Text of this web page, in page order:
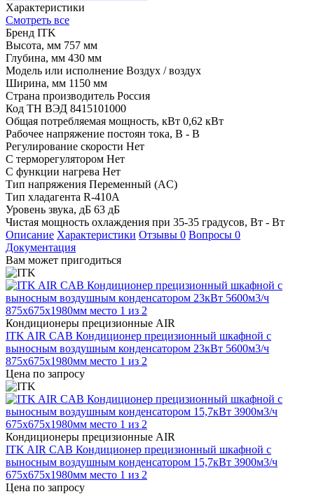
Характеристики
Смотреть все
Бренд ITK
Высота, мм 757 мм
Глубина, мм 430 мм
Модель или исполнение Воздух / воздух
Ширина, мм 1150 мм
Страна производитель Россия
Код ТН ВЭД 8415101000
Общая потребляемая мощность, кВт 0,62 кВт
Рабочее напряжение постоян тока, В - В
Регулирование скорости Нет
С терморегулятором Нет
С функции нагрева Нет
Тип напряжения Переменный (AC)
Тип хладагента R-410A
Уровень звука, дБ 63 дБ
Чистая мощность охлаждения при 35-35 градусов, Вт - Вт
Описание Характеристики Отзывы 0 Вопросы 0
Документация
Вам может пригодиться
Кондиционеры прецизионные AIR
ITK AIR CAB Кондиционер прецизионный шкафной с
выносным воздушным конденсатором 23кВт 5600м3/ч
875х675х1980мм место 1 из 2
Цена по запросу
Кондиционеры прецизионные AIR
ITK AIR CAB Кондиционер прецизионный шкафной с
выносным воздушным конденсатором 15,7кВт 3900м3/ч
675х675х1980мм место 1 из 2
Цена по запросу